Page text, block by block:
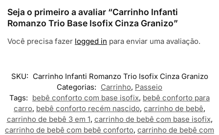
Seja o primeiro a avaliar “Carrinho Infanti
Romanzo Trio Base Isofix Cinza Granizo”
Você precisa fazer logged in para enviar uma avaliação.
SKU: Carrinho Infanti Romanzo Trio Isofix Cinza Granizo
Categorias: Carrinho, Passeio
Tags: bebê conforto com base isofix, bebê conforto para
carro, bebê conforto recém nascido, carrinho de bebê,
carrinho de bebê 3 em 1, carrinho de bebê com base isofix,
carrinho de bebê com bebê conforto, carrinho de bebê com